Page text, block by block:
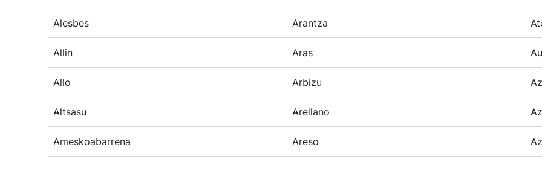
Alesbes Arantza
Allin Aras
Allo Arbizu
Altsasu Arellano
Ameskoabarrena Areso